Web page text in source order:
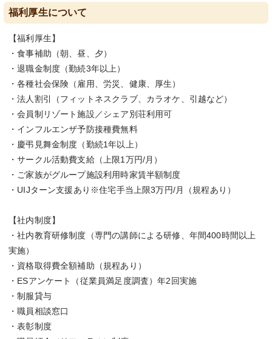
福利厚生について
【福利厚生】
・食事補助（朝、昼、夕）
・退職金制度（勤続3年以上）
・各種社会保険（雇用、労災、健康、厚生）
・法人割引（フィットネスクラブ、カラオケ、引越など）
・会員制リゾート施設／シェア別荘利用可
・インフルエンザ予防接種費無料
・慶弔見舞金制度（勤続1年以上）
・サークル活動費支給（上限1万円/月）
・ご家族がグループ施設利用時家賃半額制度
・UIJターン支援あり※住宅手当上限3万円/月（規程あり）
【社内制度】
・社内教育研修制度（専門の講師による研修、年間400時間以上
実施）
・資格取得費全額補助（規程あり）
・ESアンケート（従業員満足度調査）年2回実施
・制服貸与
・職員相談窓口
・表彰制度